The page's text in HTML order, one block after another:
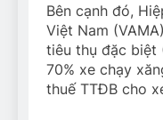
Bên cạnh đó,
Việt Nam
tiêu thụ đặc biệt
70% xe chạy
thuế TTĐB cho